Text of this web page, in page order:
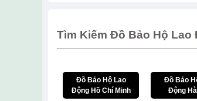
Tìm Kiếm Đồ Bảo Hộ
Đồ Bảo Hộ Lao
Động Hồ Chí Minh
Đồ Bảo
Động